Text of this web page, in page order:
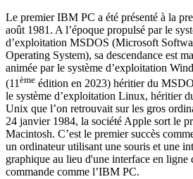
Le premier IBM PC a été présenté à la
août 1981. A l’époque propulsé par le
d’exploitation MSDOS (Microsoft
Operating System), sa descendance est
animée par le système d’exploitation
(11 ème édition en 2023) héritier du
le système d’exploitation Linux, héritier
Unix que l’on retrouvait sur les gros
24 janvier 1984, la société Apple sort le
Macintosh. C’est le premier succès
un ordinateur utilisant une souris et une
graphique au lieu d'une interface en ligne
commande comme l’IBM PC.